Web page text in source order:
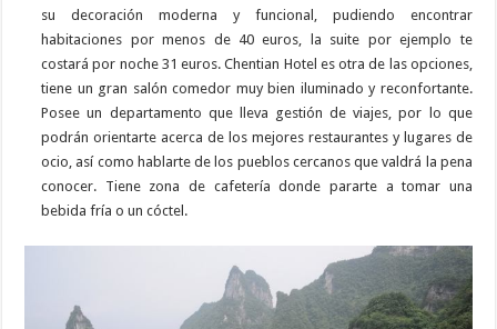
su decoración moderna y funcional, pudiendo encontrar
habitaciones por menos de 40 euros, la suite por ejemplo te
costará por noche 31 euros. Chentian Hotel es otra de las opciones,
tiene un gran salón comedor muy bien iluminado y reconfortante.
Posee un departamento que lleva gestión de viajes, por lo que
podrán orientarte acerca de los mejores restaurantes y lugares de
ocio, así como hablarte de los pueblos cercanos que valdrá la pena
conocer. Tiene zona de cafetería donde pararte a tomar una
bebida fría o un cóctel.